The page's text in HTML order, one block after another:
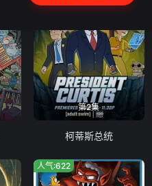
第2集
柯蒂斯总统
人气:622